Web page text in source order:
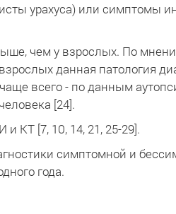
урахуса) или симптомы
чем у взрослых. По
данная патология
всего - по данным
[24].
КТ [7, 10, 14, 21, 25-29].
симптомной и
года.